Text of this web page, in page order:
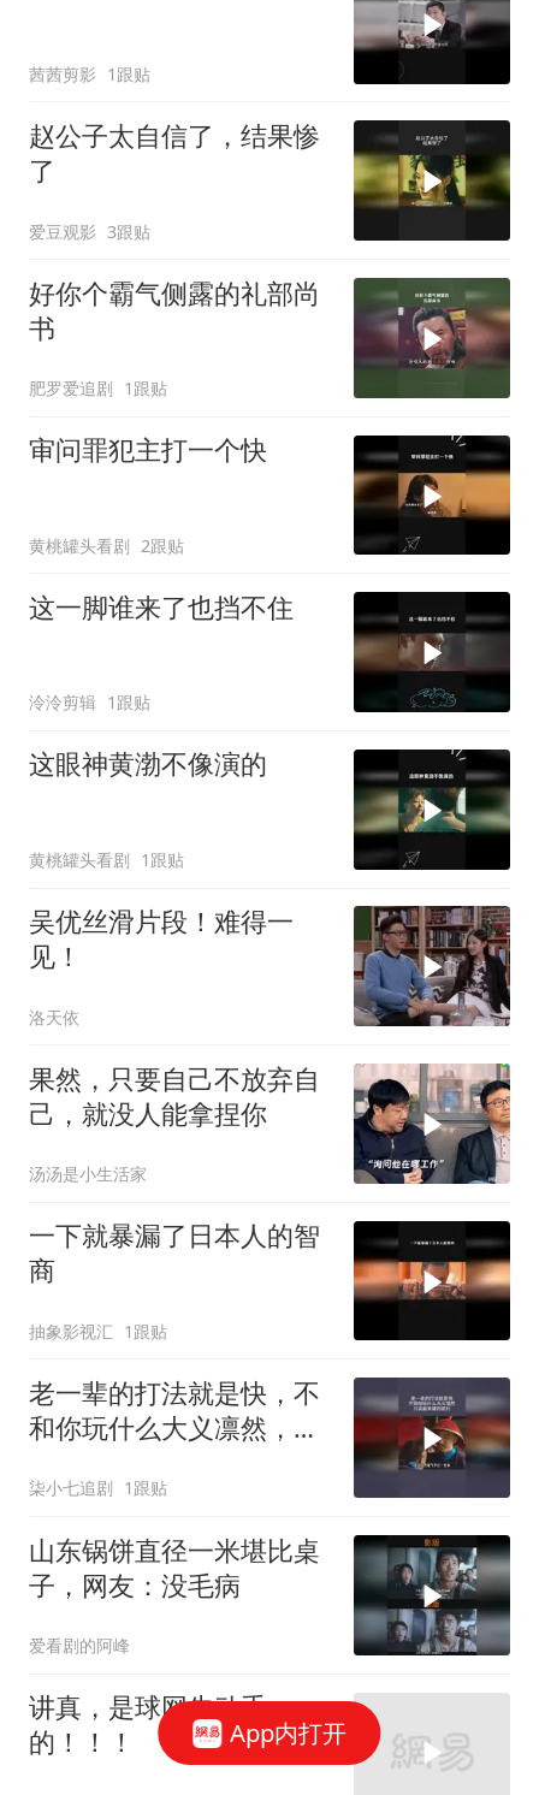
茜茜剪影 1跟贴
赵公子太自信了，结果惨
了
爱豆观影 3跟贴
好你个霸气侧露的礼部尚
书
肥罗爱追剧 1跟贴
审问罪犯主打一个快
黄桃罐头看剧 2跟贴
这一脚谁来了也挡不住
泠泠剪辑 1跟贴
这眼神黄渤不像演的
黄桃罐头看剧 1跟贴
吴优丝滑片段！难得一
见！
洛天依
果然，只要自己不放弃自
己，就没人能拿捏你
汤汤是小生活家
一下就暴漏了日本人的智
商
抽象影视汇 1跟贴
老一辈的打法就是快，不
和你玩什么大义凛然，只
柒小七追剧 1跟贴
山东锅饼直径一米堪比桌
子，网友：没毛病
爱看剧的阿峰
讲真，是球网先动手
的！！！
App内打开